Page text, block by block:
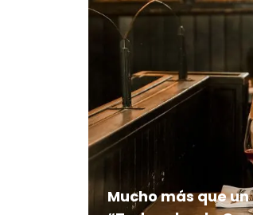
Mucho más que